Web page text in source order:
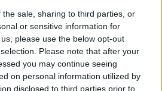
sale, sharing to third parties, or
or sensitive information for
please use the below opt-out
Please note that after your
you may continue seeing
on personal information utilized by
disclosed to third parties prior to
. Εκεί θα δεις μια ρύθμιση που
ή 'Blue Light"/